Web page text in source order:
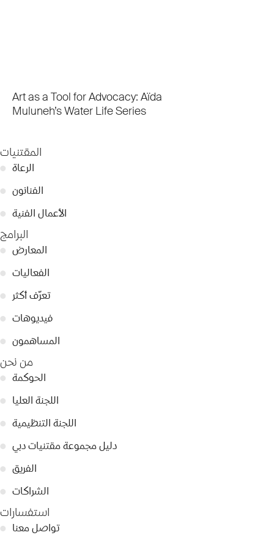
Art as a Tool for Advocacy: Aïda
Muluneh’s Water Life Series
المقتنيات
● الرعاة
● الفنانون
● الأعمال الفنية
البرامج
● المعارض
● الفعاليات
●
تعرّف أكثر
● فيديوهات
● المساهمون
من نحن
● الحوكمة
● اللجنة العليا
● اللجنة التنظيمية
● دليل مجموعة مقتنيات دبي
● الفريق
● الشراكات
استفسارات
● تواصل معنا